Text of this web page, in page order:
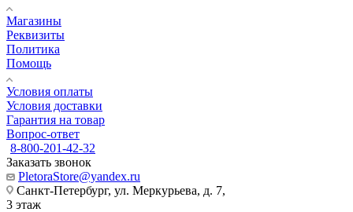
Магазины
Реквизиты
Политика
Помощь
Условия оплаты
Условия доставки
Гарантия на товар
Вопрос-ответ
8-800-201-42-32
Заказать звонок
PletoraStore@yandex.ru
Санкт-Петербург, ул. Меркурьева, д. 7,
3 этаж